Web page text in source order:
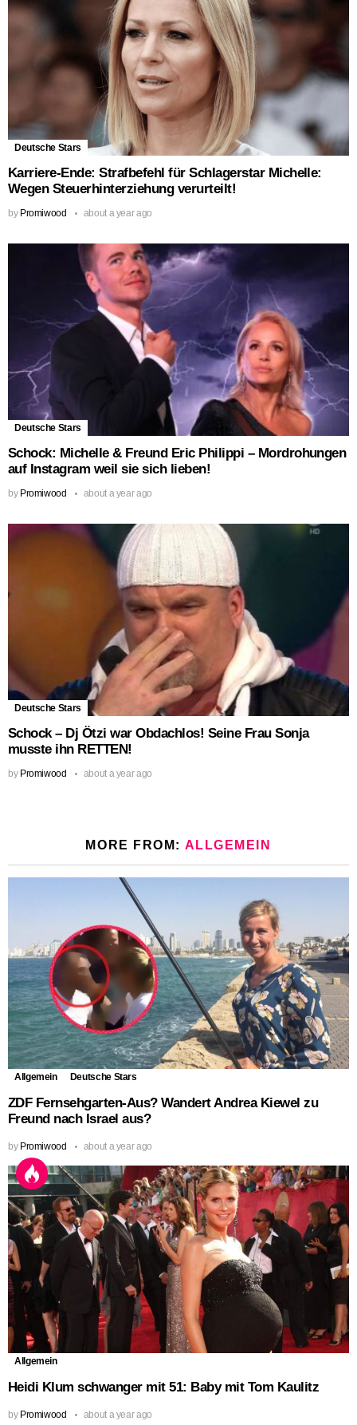
Deutsche Stars
Karriere-Ende: Strafbefehl für Schlagerstar Michelle:
Wegen Steuerhinterziehung verurteilt!
by Promiwood about a year ago
Deutsche Stars
Schock: Michelle & Freund Eric Philippi – Mordrohungen
auf Instagram weil sie sich lieben!
by Promiwood about a year ago
Deutsche Stars
Schock – Dj Ötzi war Obdachlos! Seine Frau Sonja
musste ihn RETTEN!
by Promiwood about a year ago
MORE FROM: ALLGEMEIN
Allgemein Deutsche Stars
ZDF Fernsehgarten-Aus? Wandert Andrea Kiewel zu
Freund nach Israel aus?
by Promiwood about a year ago
Allgemein
Heidi Klum schwanger mit 51: Baby mit Tom Kaulitz
by Promiwood about a year ago